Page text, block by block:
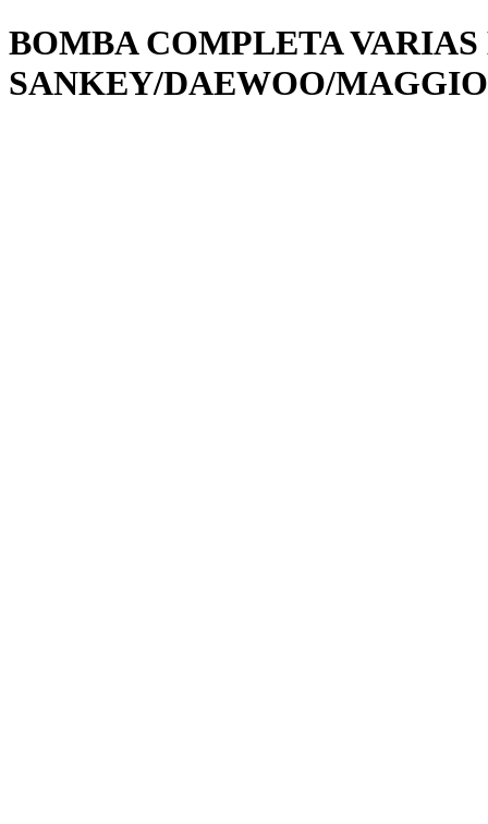
BOMBA COMPLETA
SANKEY/DAEWOO/